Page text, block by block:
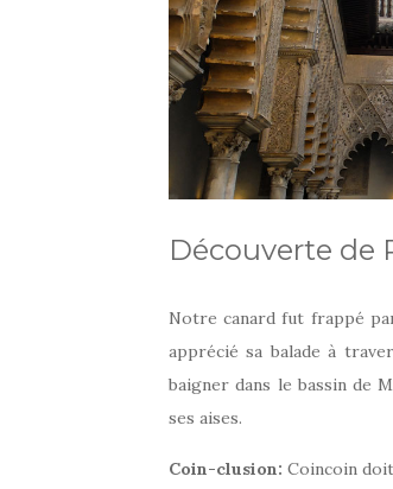
Découverte de
Notre canard fut frappé
apprécié sa balade à
baigner dans le bassin de
ses aises.
Coin-clusion: Coincoin